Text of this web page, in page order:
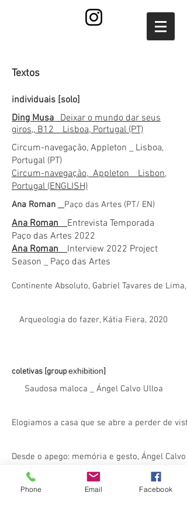
Textos
individuais [solo]
Ding Musa_Deixar o mundo dar seus
giros,, B12 _ Lisboa, Portugal (PT)
Circum-navegação, Appleton _ Lisboa,
Portugal (PT)
Circum-navegação, Appleton _ Lisbon,
Portugal (ENGLISH)
Ana Roman Paço das Artes (PT/ EN)
Ana Roman_Entrevista Temporada
Paço das Artes 2022
Ana Roman_Interview 2022 Project
Season _ Paço das Artes
Continente Absoluto, Gabriel Tavares de Lima,
Arqueologia do fazer, Kátia Fiera, 2020
coletivas [groupexhibition]
Saudosa maloca _ Ángel Calvo Ulloa
Elogiamos a casa que se abre a perder de
Desde o apego: memória e gesto, Ángel Calvo
Obras de ficção, Juliana Monachesi
Phone Email Facebook